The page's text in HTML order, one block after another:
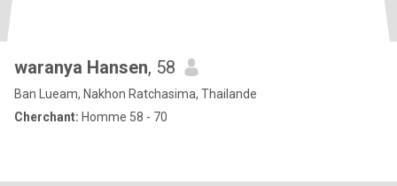
waranya Hansen, 58
Ban Lueam, Nakhon Ratchasima, Thailande
Cherchant: Homme 58 - 70